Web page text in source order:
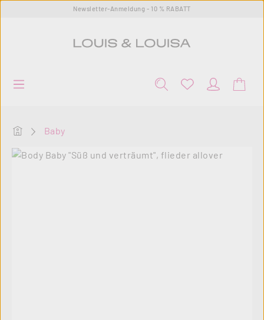
Zum Hauptinhalt springenNewsletter-Anmeldung - 10 % RABATT
Startseite
Baby
Bildergalerie überspringen